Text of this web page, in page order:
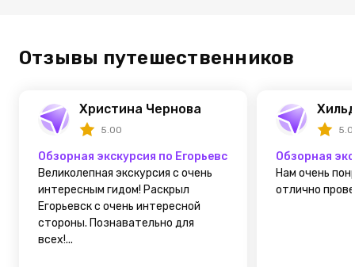
Отзывы путешественников
Христина Чернова
5.00
Обзорная экскурсия по Егорьевску
Великолепная экскурсия с очень
интересным гидом! Раскрыл
Егорьевск с очень интересной
стороны. Познавательно для
всех!...
Обзорная
Нам очень
отлично